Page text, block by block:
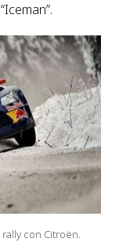
con Citroën.